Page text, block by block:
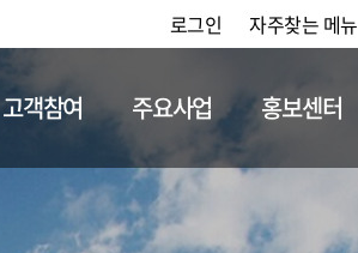
로그인 자주찾는 메뉴
채용정보
고객참여 주요사업 홍보센터